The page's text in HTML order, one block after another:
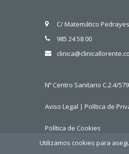
C/ Matemático
985 24 58 00
Nº Centro Sanitario C.2.4/
Aviso Legal | Política de
Política de Cookies
Utilizamos cookies para